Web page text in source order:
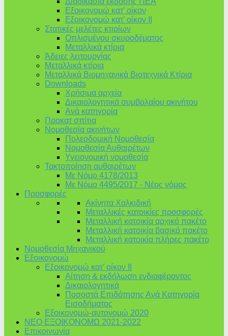
Εξοικονομώ κατ’ οίκoν
Εξοικονομώ κατ’ οίκον II
Στατικές μελέτες κτιρίων
Οπλισμένου σκυροδέματος
Μεταλλικά κτίρια
Άδειες λειτουργίας
Μεταλλικά κτίρια
Μεταλλικά Βιομηχανικά Βιοτεχνικά Κτίρια
Downloads
Χρήσιμα αρχεία
Δικαιολογητικά συμβολαίου ακινήτου
Ανά κατηγορία
Προκατ σπίτια
Νομοθεσία ακινήτων
Πολεοδομική Νομοθεσία
Νομοθεσία Αυθαιρέτων
Υγειονομική νομοθεσία
Τακτοποίηση αυθαιρέτων
Με Νόμο 4178/2013
Με Νόμο 4495/2017 - Νέος νόμος
Προσφορές
Ακίνητα Χαλκιδική
Μεταλλικές κατοικίες προσφορές
Μεταλλική κατοικία αρχικό πακέτο
Μεταλλική κατοικία βασικό πακέτο
Μεταλλική κατοικία πλήρες πακέτο
Νομοθεσία Μηχανικού
Εξοικονομώ
Εξοικονομώ κατ’ οίκον II
Αίτηση & εκδήλωση ενδιαφέροντος
Δικαιολογητικά
Ποσοστά Επιδότησης Ανά Κατηγορία
Εισοδήματος
Εξοικονομώ-αυτονομώ 2020
ΝΕΟ ΕΞΟΙΚΟΝΟΜΩ 2021-2022
Επικοινωνία